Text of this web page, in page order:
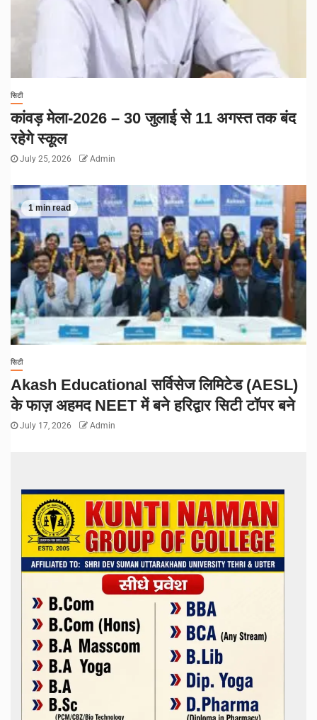
सिटी
कांवड़ मेला-2026 – 30 जुलाई से 11 अगस्त तक बंद
रहेगे स्कूल
July 25, 2026 Admin
1 min read
सिटी
Akash Educational सर्विसेज लिमिटेड (AESL)
के फाज़ अहमद NEET में बने हरिद्वार सिटी टॉपर बने
July 17, 2026 Admin